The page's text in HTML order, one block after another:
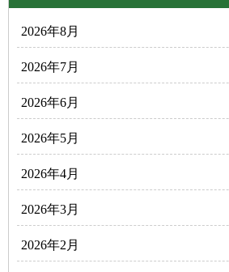
2026年8月
2026年7月
2026年6月
2026年5月
2026年4月
2026年3月
2026年2月